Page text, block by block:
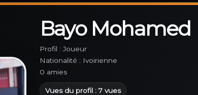
Bayo Mohamed
Profil : Joueur
Nationalité : Ivoirienne
0 amies
Vues du profil : 7 vues